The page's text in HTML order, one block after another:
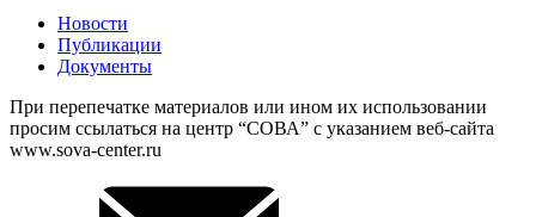
Новости
Публикации
Документы
При перепечатке материалов или ином их использовании
просим ссылаться на центр “СОВА” с указанием веб-сайта
www.sova-center.ru